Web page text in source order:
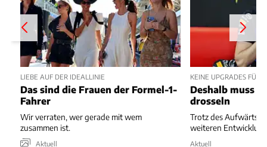
LIEBE AUF DER IDEALLINIE
Das sind die Frauen der Formel-1-
Fahrer
Wir verraten, wer gerade mit wem
zusammen ist.
Aktuell
KEINE UPGRADES FÜR
Deshalb muss
drosseln
Trotz des
weiteren
Aktuell